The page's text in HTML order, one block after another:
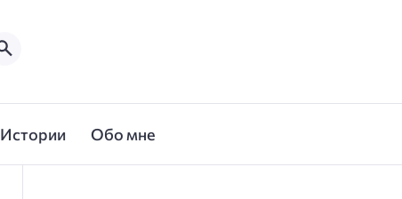
Истории Обо мне